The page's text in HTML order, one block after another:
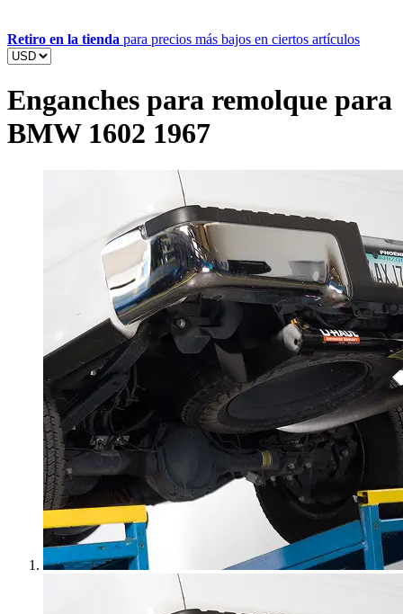
Retiro en la tienda para precios más bajos en ciertos artículos
Enganches para remolque para
BMW 1602 1967